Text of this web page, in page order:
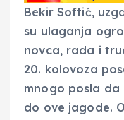
Bekir Softić,
su ulaganja
novca, rada i
20. kolovoza
mnogo posla
do ove jagode.